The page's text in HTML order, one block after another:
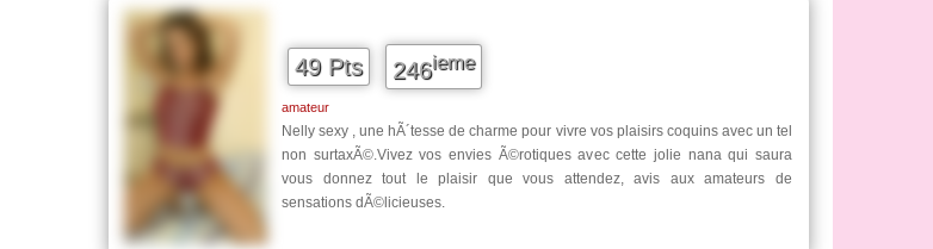
49 Pts 246ieme
amateur
Nelly sexy , une hÃ´tesse de charme pour vivre vos plaisirs coquins avec un tel
non surtaxÃ©.Vivez vos envies Ã©rotiques avec cette jolie nana qui saura
vous donnez tout le plaisir que vous attendez, avis aux amateurs de
sensations dÃ©licieuses.